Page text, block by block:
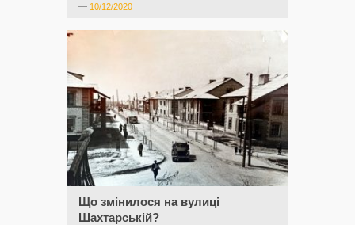
— 10/12/2020
Що змінилося на вулиці
Шахтарській?